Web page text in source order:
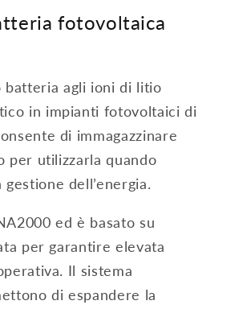
fotovoltaica
batteria agli ioni di litio
in impianti fotovoltaici di
di immagazzinare
per utilizzarla quando
dell’energia.
ed è basato su
per garantire elevata
Il sistema
di espandere la